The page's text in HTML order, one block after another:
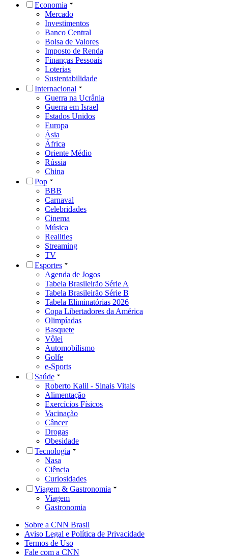
Economia
Mercado
Investimentos
Banco Central
Bolsa de Valores
Imposto de Renda
Finanças Pessoais
Loterias
Sustentabilidade
Internacional
Guerra na Ucrânia
Guerra em Israel
Estados Unidos
Europa
Ásia
África
Oriente Médio
Rússia
China
Pop
BBB
Carnaval
Celebridades
Cinema
Música
Realities
Streaming
TV
Esportes
Agenda de Jogos
Tabela Brasileirão Série A
Tabela Brasileirão Série B
Tabela Eliminatórias 2026
Copa Libertadores da América
Olimpíadas
Basquete
Vôlei
Automobilismo
Golfe
e-Sports
Saúde
Roberto Kalil - Sinais Vitais
Alimentação
Exercícios Físicos
Vacinação
Câncer
Drogas
Obesidade
Tecnologia
Nasa
Ciência
Curiosidades
Viagem & Gastronomia
Viagem
Gastronomia
Sobre a CNN Brasil
Aviso Legal e Política de Privacidade
Termos de Uso
Fale com a CNN